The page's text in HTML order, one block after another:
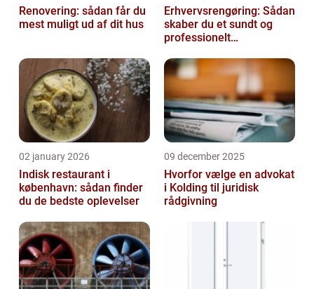
Renovering: sådan får du
mest muligt ud af dit hus
Erhvervsrengøring: Sådan
skaber du et sundt og
professionelt
02 january 2026
Indisk restaurant i
københavn: sådan finder
du de bedste oplevelser
09 december 2025
Hvorfor vælge en advokat
i Kolding til juridisk
rådgivning